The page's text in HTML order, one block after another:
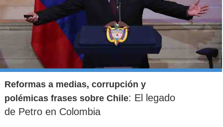
Reformas a medias, corrupción y
polémicas frases sobre Chile: El legado
de Petro en Colombia